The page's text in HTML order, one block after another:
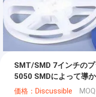
SMT/SMD 7インチのプ
5050 SMDによって導
価格：Discussible